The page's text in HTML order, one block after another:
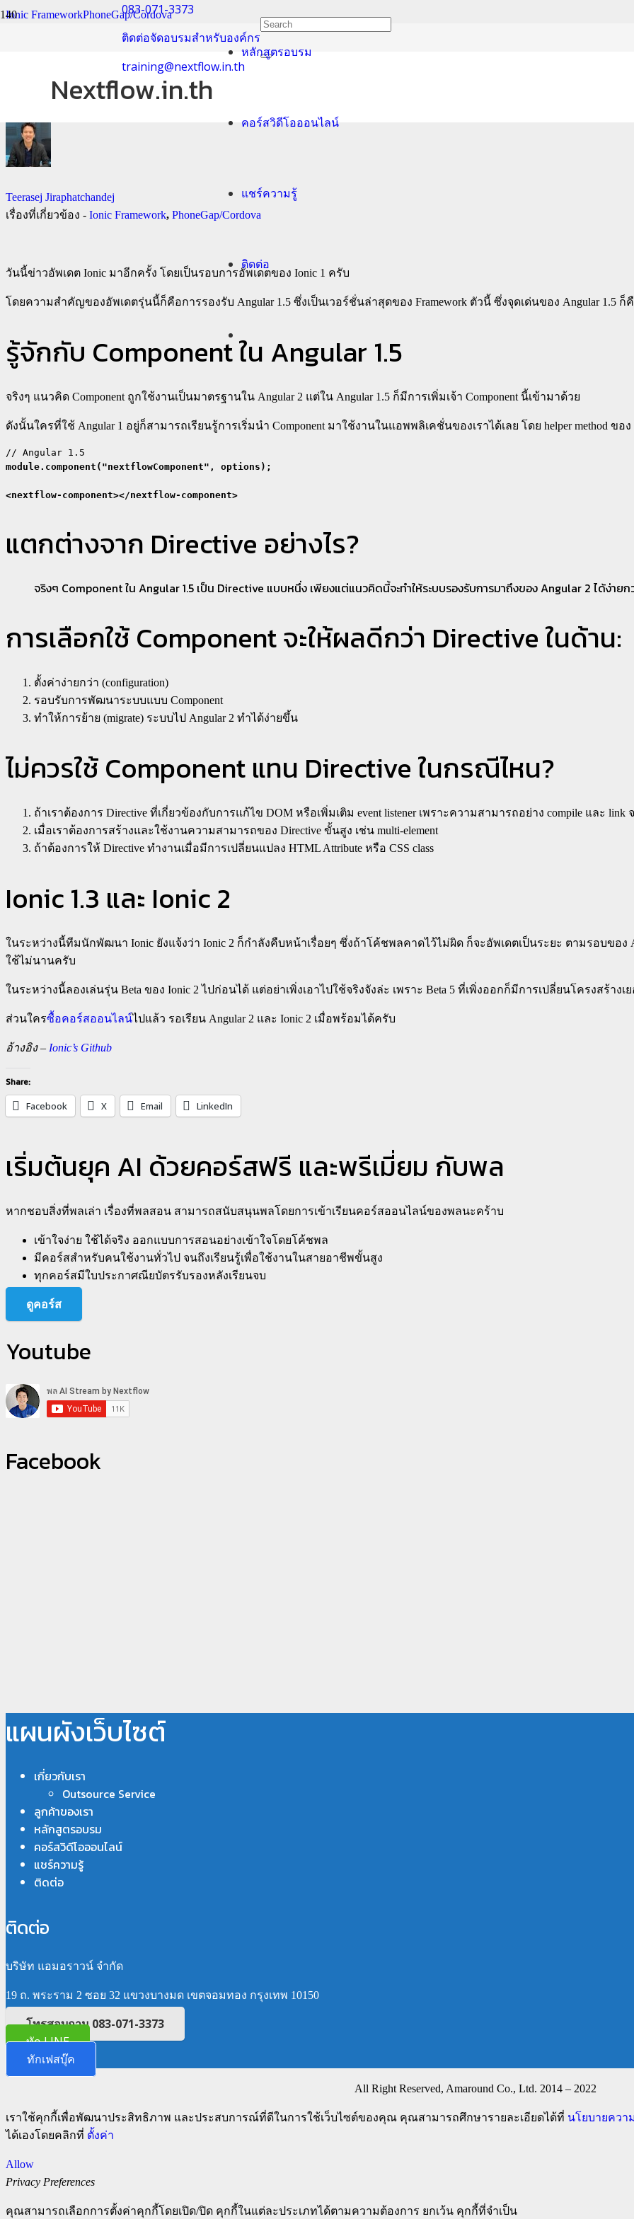
083-071-3373
ติดต่อจัดอบรมสำหรับองค์กร
training@nextflow.in.th
Nextflow.in.th
หลักสูตรอบรม
คอร์สวิดีโอออนไลน์
แชร์ความรู้
ติดต่อ
Ionic FrameworkPhoneGap/Cordova
Ionic ออกเวอร์ชั่น 1.3 รองรับแนวคิด
Teerasej Jiraphatchandej
เรื่องที่เกี่ยวข้อง - Ionic Framework, PhoneGap/Cordova
วันนี้ข่าวอัพเดต Ionic มาอีกครั้ง โดยเป็นรอบการอัพเดตของ Ionic 1 ครับ
โดยความสำคัญของอัพเดตรุ่นนี้ก็คือการรองรับ Angular 1.5 ซึ่งเป็นเวอร์ชั่นล่าสุดของ Framework ตัวนี้ ซึ่งจุดเด่นของ Angular 1.5 ก็
รู้จักกับ Component ใน Angular 1.5
จริงๆ แนวคิด Component ถูกใช้งานเป็นมาตรฐานใน Angular 2 แต่ใน Angular 1.5 ก็มีการเพิ่มเจ้า Component นี้เข้ามาด้วย
ดังนั้นใครที่ใช้ Angular 1 อยู่ก็สามารถเรียนรู้การเริ่มนำ Component มาใช้งานในแอพพลิเคชั่นของเราได้เลย โดย helper method ขอ
module.component("nextflowComponent", options);
<nextflow-component></nextflow-component>
แตกต่างจาก Directive อย่างไร?
จริงๆ Component ใน Angular 1.5 เป็น Directive แบบหนึ่ง เพียงแต่แนวคิดนี้จะทำให้ระบบรองรับการมาถึงของ Angular 2 ได้ง่าย
การเลือกใช้ Component จะให้ผลดีกว่า Directive ในด้าน:
ตั้งค่าง่ายกว่า (configuration)
รอบรับการพัฒนาระบบแบบ Component
ทำให้การย้าย (migrate) ระบบไป Angular 2 ทำได้ง่ายขึ้น
ไม่ควรใช้ Component แทน Directive ในกรณีไหน?
ถ้าเราต้องการ Directive ที่เกี่ยวข้องกับการแก้ไข DOM หรือเพิ่มเติม event listener เพราะความสามารถอย่าง compile และ
เมื่อเราต้องการสร้างและใช้งานความสามารถของ Directive ขั้นสูง เช่น multi-element
ถ้าต้องการให้ Directive ทำงานเมื่อมีการเปลี่ยนแปลง HTML Attribute หรือ CSS class
Ionic 1.3 และ Ionic 2
ในระหว่างนี้ทีมนักพัฒนา Ionic ยังแจ้งว่า Ionic 2 ก็กำลังคืบหน้าเรื่อยๆ ซึ่งถ้าโค้ชพลคาดไว้ไม่ผิด ก็จะอัพเดตเป็นระยะ ตามรอบของ
ใช้ไม่นานครับ
ในระหว่างนี้ลองเล่นรุ่น Beta ของ Ionic 2 ไปก่อนได้ แต่อย่าเพิ่งเอาไปใช้จริงจังล่ะ เพราะ Beta 5 ที่เพิ่งออกก็มีการเปลี่ยนโครงสร้างเ
ส่วนใครซื้อคอร์สออนไลน์ไปแล้ว รอเรียน Angular 2 และ Ionic 2 เมื่อพร้อมได้ครับ
อ้างอิง – Ionic’s Github
Share:
Facebook
X Email LinkedIn
เริ่มต้นยุค AI ด้วยคอร์สฟรี และพรีเมี่ยม กับพล
หากชอบสิ่งที่พลเล่า เรื่องที่พลสอน สามารถสนับสนุนพลโดยการเข้าเรียนคอร์สออนไลน์ของพลนะคร้าบ
เข้าใจง่าย ใช้ได้จริง ออกแบบการสอนอย่างเข้าใจโดยโค้ชพล
มีคอร์สสำหรับคนใช้งานทั่วไป จนถึงเรียนรู้เพื่อใช้งานในสายอาชีพขั้นสูง
ทุกคอร์สมีใบประกาศณียบัตรรับรองหลังเรียนจบ
ดูคอร์ส
Youtube
Facebook
แผนผังเว็บไซต์
เกี่ยวกับเรา
Outsource Service
ลูกค้าของเรา
หลักสูตรอบรม
คอร์สวิดีโอออนไลน์
แชร์ความรู้
ติดต่อ
ติดต่อ
บริษัท แอมอราวน์ จำกัด
19 ถ. พระราม 2 ซอย 32 แขวงบางมด เขตจอมทอง กรุงเทพ 10150
โทรสอบถาม 083-071-3373
ทัก LINE
ทักเฟสบุ๊ค
All Right Reserved, Amaround Co., Ltd. 2014 – 2022
เราใช้คุกกี้เพื่อพัฒนาประสิทธิภาพ และประสบการณ์ที่ดีในการใช้เว็บไซต์ของคุณ คุณสามารถศึกษารายละเอียดได้ที่ นโยบายควา
ได้เองโดยคลิกที่ ตั้งค่า
Allow
Privacy Preferences
คุณสามารถเลือกการตั้งค่าคุกกี้โดยเปิด/ปิด คุกกี้ในแต่ละประเภทได้ตามความต้องการ ยกเว้น คุกกี้ที่จำเป็น